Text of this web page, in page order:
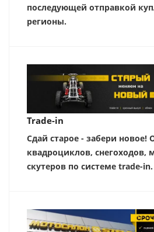
последующей отправкой
регионы.
Trade-in
Сдай старое - забери новое!
квадроциклов, снегоходов,
скутеров по системе trade-in.